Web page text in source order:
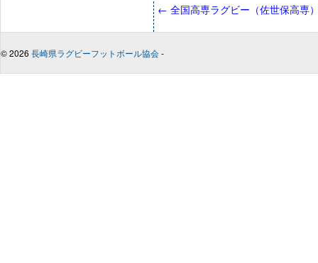
← 全国高専ラグビー（佐世保高専
© 2026 長崎県ラグビーフットボール協会-